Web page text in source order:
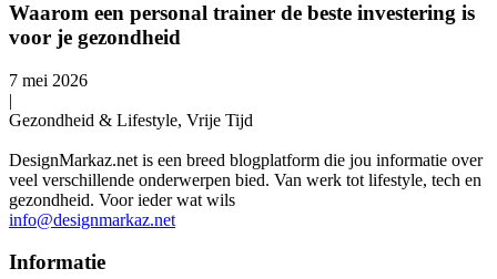
Waarom een personal trainer de beste investering is
voor je gezondheid
7 mei 2026
|
Gezondheid & Lifestyle, Vrije Tijd
DesignMarkaz.net is een breed blogplatform die jou informatie over
veel verschillende onderwerpen bied. Van werk tot lifestyle, tech en
gezondheid. Voor ieder wat wils
info@designmarkaz.net
Informatie